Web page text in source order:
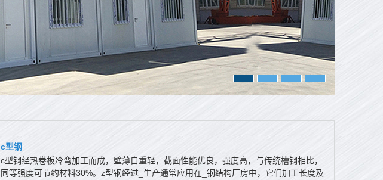
c型钢
c型钢经热卷板冷弯加工而成，壁薄自重轻，截面性能优良，强度高，与传统槽钢相比，
同等强度可节约材料30%。z型钢经过_生产通常应用在_钢结构厂房中，它们加工长度及